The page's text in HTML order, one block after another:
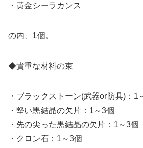
・黄金シーラカンス
の内、1個。
◆貴重な材料の束
・ブラックストーン(武器or防具)：1
・堅い黒結晶の欠片：1～3個
・先の尖った黒結晶の欠片：1～3個
・クロン石：1～3個